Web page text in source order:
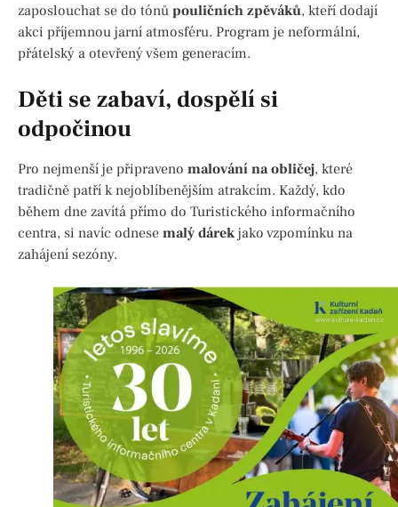
zaposlouchat se do tónů pouličních zpěváků, kteří dodají
akci příjemnou jarní atmosféru. Program je neformální,
přátelský a otevřený všem generacím.
Děti se zabaví, dospělí si
odpočinou
Pro nejmenší je připraveno malování na obličej, které
tradičně patří k nejoblíbenějším atrakcím. Každý, kdo
během dne zavítá přímo do Turistického informačního
centra, si navíc odnese malý dárekjako vzpomínku na
zahájení sezóny.